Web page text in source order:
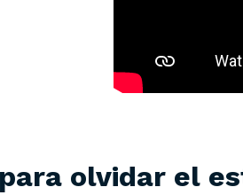
olvidar el